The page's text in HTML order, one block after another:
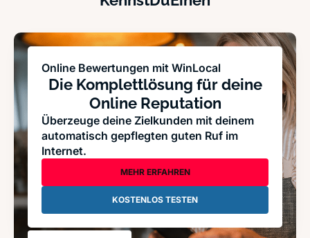
Online Bewertungen mit WinLocal
Die Komplettlösung für deine
Online Reputation
Überzeuge deine Zielkunden mit deinem
automatisch gepflegten guten Ruf im
Internet.
MEHR ERFAHREN
KOSTENLOS TESTEN